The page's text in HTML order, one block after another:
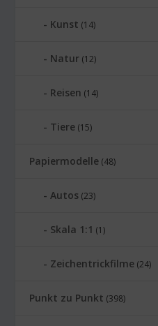
Kunst (14)
Natur (12)
Reisen (14)
Tiere (15)
Papiermodelle (48)
Autos (23)
Skala 1:1 (1)
Zeichentrickfilme (24)
Punkt zu Punkt (398)